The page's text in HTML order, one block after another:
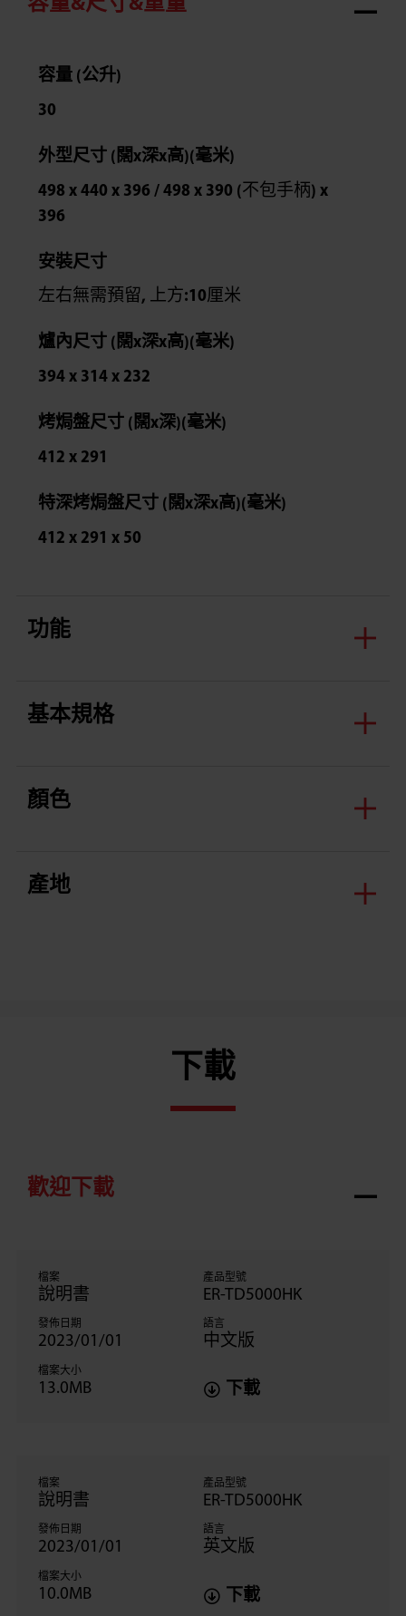
容量&尺寸&重量
容量 (公升)
30
外型尺寸 (闊x深x高)(毫米)
498 x 440 x 396 / 498 x 390 (不包手柄) x
396
安裝尺寸
左右無需預留, 上方:10厘米
爐內尺寸 (闊x深x高)(毫米)
394 x 314 x 232
烤焗盤尺寸 (闊x深)(毫米)
412 x 291
特深烤焗盤尺寸 (闊x深x高)(毫米)
412 x 291 x 50
功能
基本規格
顏色
產地
下載
歡迎下載
檔案
說明書
產品型號
ER-TD5000HK
發佈日期
2023/01/01
語言
中文版
檔案大小
13.0MB 下載
檔案
說明書
產品型號
ER-TD5000HK
發佈日期
2023/01/01
語言
英文版
檔案大小
10.0MB 下載